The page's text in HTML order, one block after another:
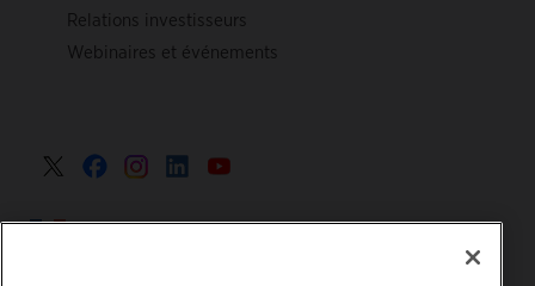
Relations investisseurs
Webinaires et événements
France >